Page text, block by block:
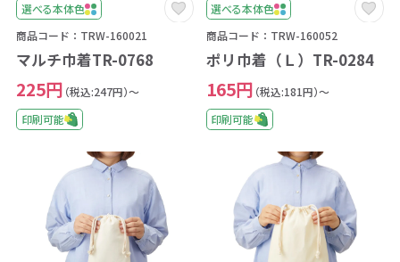
選べる本体色
商品コード：TRW-160021
マルチ巾着TR-0768
225円 （税込:247円）～
印刷可能
選べる本体色
商品コード：TRW-160052
ポリ巾着（Ｌ）TR-0284
165円 （税込:181円）～
印刷可能